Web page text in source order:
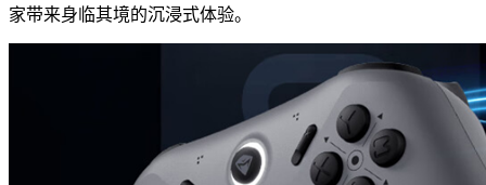
家带来身临其境的沉浸式体验。